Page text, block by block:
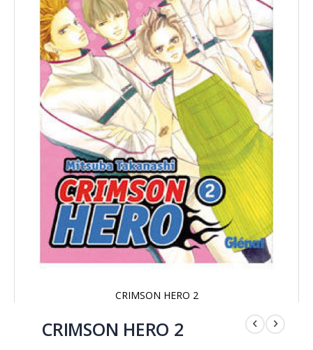
CRIMSON HERO 2
comienzoCRIMSON HERO 2